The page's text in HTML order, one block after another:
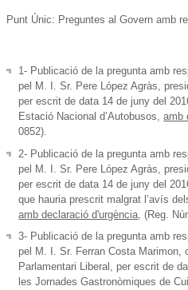
Punt Únic: Preguntes al Govern amb
1- Publicació de la pregunta amb
pel M. I. Sr. Pere López Agràs,
per escrit de data 14 de juny del
Estació Nacional d’Autobusos,amb
0852).
2- Publicació de la pregunta amb
pel M. I. Sr. Pere López Agràs,
per escrit de data 14 de juny del
que hauria prescrit malgrat l’avís
amb declaració d'urgència , (Reg.
3- Publicació de la pregunta amb
pel M. I. Sr. Ferran Costa Marimon,
Parlamentari Liberal, per escrit de
les Jornades Gastronòmiques de